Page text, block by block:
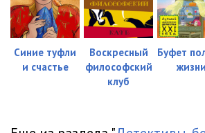
17_Budte_ostorozhny_s_komplimentami
18_Budte_ostorozhny_s_komplimentami
Синие туфли
и счастье
Воскресный
философский
клуб
Буфет
жизни